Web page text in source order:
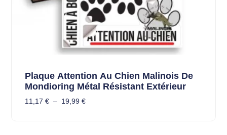
Plaque Attention Au Chien Malinois De
Mondioring Métal Résistant Extérieur
11,17 € – 19,99 €